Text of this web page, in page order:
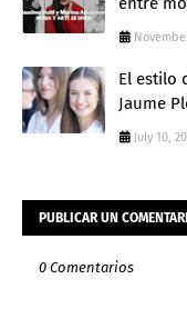
El estilo
Jaume
July 10,
PUBLICAR UN
0 Comentarios